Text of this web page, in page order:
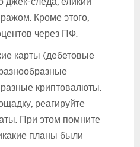
Кроме этого,
через ПФ.
карты (дебетовые
криптовалюты.
реагируйте
При этом помните
планы были